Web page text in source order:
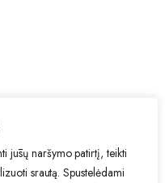
jūsų naršymo patirtį, teikti
srautą. Spustelėdami